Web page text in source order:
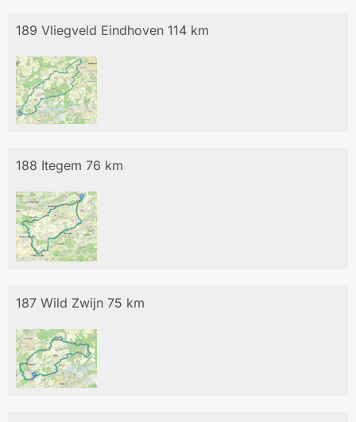
189 Vliegveld Eindhoven 114 km
188 Itegem 76 km
187 Wild Zwijn 75 km